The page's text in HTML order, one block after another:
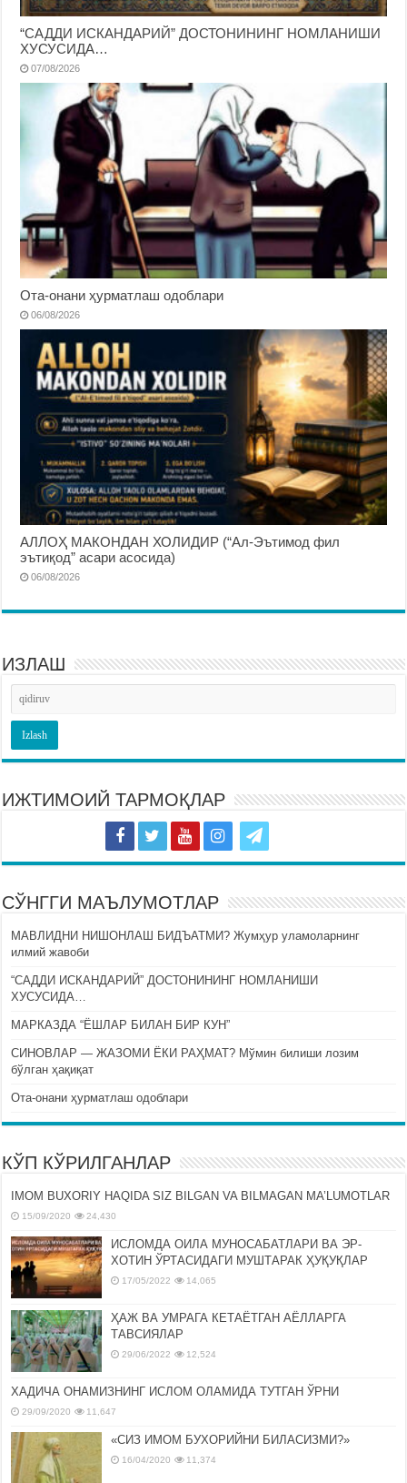
“САДДИ ИСКАНДАРИЙ” ДОСТОНИНИНГ НОМЛАНИШИ
ХУСУСИДА…
07/08/2026
Ота-онани ҳурматлаш одоблари
06/08/2026
АЛЛОҲ МАКОНДАН ХОЛИДИР (“Ал-Эътимод фил
эътиқод” асари асосида)
06/08/2026
ИЗЛАШ
ИЖТИМОИЙ ТАРМОҚЛАР
СЎНГГИ МАЪЛУМОТЛАР
МАВЛИДНИ НИШОНЛАШ БИДЪАТМИ? Жумҳур уламоларнинг
илмий жавоби
“САДДИ ИСКАНДАРИЙ” ДОСТОНИНИНГ НОМЛАНИШИ
ХУСУСИДА…
МАРКАЗДА “ЁШЛАР БИЛАН БИР КУН”
СИНОВЛАР — ЖАЗОМИ ЁКИ РАҲМАТ? Мўмин билиши лозим
бўлган ҳақиқат
Ота-онани ҳурматлаш одоблари
КЎП КЎРИЛГАНЛАР
IMOM BUXORIY HAQIDA SIZ BILGAN VA BILMAGAN MA’LUMOTLAR
15/09/2020 24,430
ИСЛОМДА ОИЛА МУНОСАБАТЛАРИ ВА ЭР-
ХОТИН ЎРТАСИДАГИ МУШТАРАК ҲУҚУҚЛАР
17/05/2022 14,065
ҲАЖ ВА УМРАГА КЕТАЁТГАН АЁЛЛАРГА
ТАВСИЯЛАР
29/06/2022 12,524
ХАДИЧА ОНАМИЗНИНГ ИСЛОМ ОЛАМИДА ТУТГАН ЎРНИ
29/09/2020 11,647
«СИЗ ИМОМ БУХОРИЙНИ БИЛАСИЗМИ?»
16/04/2020 11,374